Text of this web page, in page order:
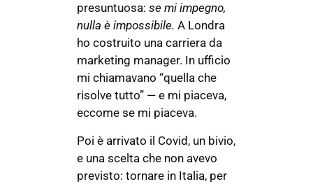
presuntuosa: se mi impegno,
nulla è impossibile. A Londra
ho costruito una carriera da
marketing manager. In ufficio
mi chiamavano “quella che
risolve tutto” — e mi piaceva,
eccome se mi piaceva.
Poi è arrivato il Covid, un bivio,
e una scelta che non avevo
previsto: tornare in Italia, per